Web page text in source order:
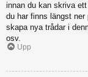
innan du kan skriva
du har finns längst
skapa nya trådar i
osv.
Upp